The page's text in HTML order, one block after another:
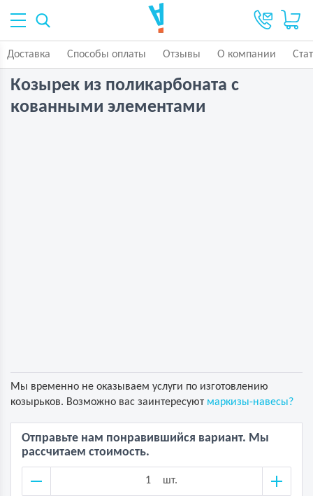
Доставка Способы оплаты Отзывы О компании
Козырек из поликарбоната с
кованными элементами
Мы временно не оказываем услуги по изготовлению
козырьков. Возможно вас заинтересуют маркизы-навесы?
Отправьте нам понравившийся вариант. Мы
рассчитаем стоимость.
шт.